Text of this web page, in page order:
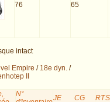
76 65
intact
Empire / 18e dyn. /
II
N°
JE CG RT